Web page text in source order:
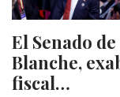
El Senado
Blanche,
fiscal…